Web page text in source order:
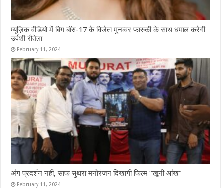
म्यूज़िक वीडियो में बिग बॉस-17 के विजेता मुनव्वर फारुकी के साथ धमाल करेगी
उर्वशी रौतेला
February 11, 2024
अंग प्रदर्शन नहीं, साफ सुथरा मनोरंजन दिखागी फिल्म “खूनी आंख”
February 11, 2024